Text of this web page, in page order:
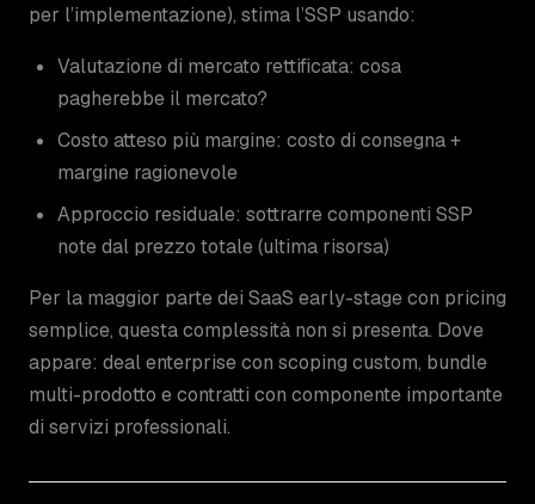
per l’implementazione), stima l’SSP usando:
Valutazione di mercato rettificata: cosa
pagherebbe il mercato?
Costo atteso più margine: costo di consegna +
margine ragionevole
Approccio residuale: sottrarre componenti SSP
note dal prezzo totale (ultima risorsa)
Per la maggior parte dei SaaS early-stage con pricing
semplice, questa complessità non si presenta. Dove
appare: deal enterprise con scoping custom, bundle
multi-prodotto e contratti con componente importante
di servizi professionali.